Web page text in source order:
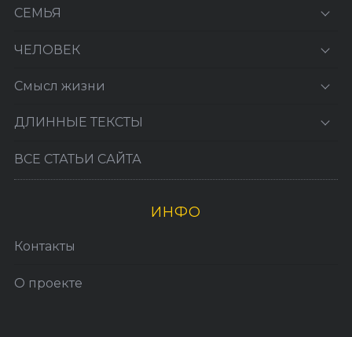
СЕМЬЯ
ЧЕЛОВЕК
Смысл жизни
ДЛИННЫЕ ТЕКСТЫ
ВСЕ СТАТЬИ САЙТА
ИНФО
Контакты
О проекте